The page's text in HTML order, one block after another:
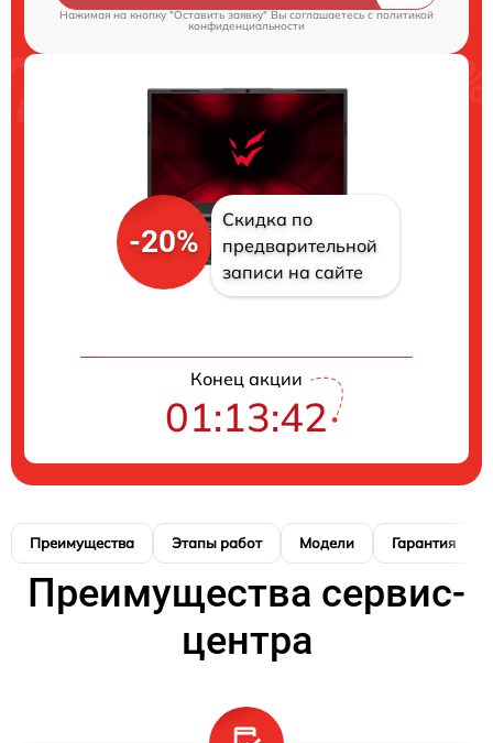
Нажимая на кнопку "Оставить заявку" Вы соглашаетесь cполитикой
конфиденциальности
-20%
Скидка по
предварительной
записи на сайте
Конец акции
01:13:41
Преимущества Этапы работ Модели Гарантия
Преимущества сервис-
центра